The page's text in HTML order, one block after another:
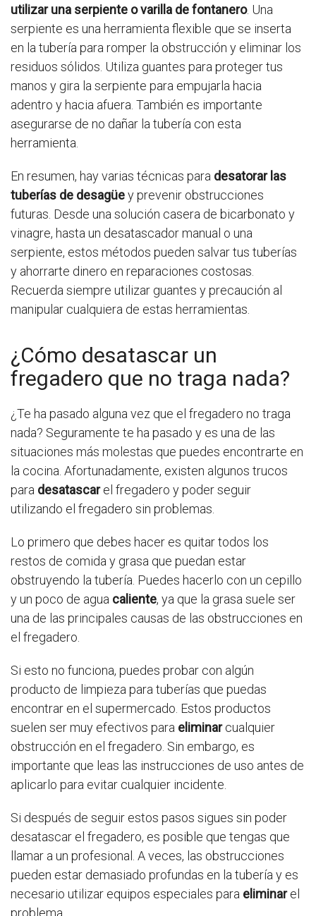
utilizar una serpiente o varilla de fontanero. Una
serpiente es una herramienta flexible que se inserta
en la tubería para romper la obstrucción y eliminar los
residuos sólidos. Utiliza guantes para proteger tus
manos y gira la serpiente para empujarla hacia
adentro y hacia afuera. También es importante
asegurarse de no dañar la tubería con esta
herramienta.
En resumen, hay varias técnicas para desatorar las
tuberías de desagüey prevenir obstrucciones
futuras. Desde una solución casera de bicarbonato y
vinagre, hasta un desatascador manual o una
serpiente, estos métodos pueden salvar tus tuberías
y ahorrarte dinero en reparaciones costosas.
Recuerda siempre utilizar guantes y precaución al
manipular cualquiera de estas herramientas.
¿Cómo desatascar un
fregadero que no traga nada?
¿Te ha pasado alguna vez que el fregadero no traga
nada? Seguramente te ha pasado y es una de las
situaciones más molestas que puedes encontrarte en
la cocina. Afortunadamente, existen algunos trucos
para desatascarel fregadero y poder seguir
utilizando el fregadero sin problemas.
Lo primero que debes hacer es quitar todos los
restos de comida y grasa que puedan estar
obstruyendo la tubería. Puedes hacerlo con un cepillo
y un poco de agua caliente, ya que la grasa suele ser
una de las principales causas de las obstrucciones en
el fregadero.
Si esto no funciona, puedes probar con algún
producto de limpieza para tuberías que puedas
encontrar en el supermercado. Estos productos
suelen ser muy efectivos para eliminarcualquier
obstrucción en el fregadero. Sin embargo, es
importante que leas las instrucciones de uso antes de
aplicarlo para evitar cualquier incidente.
Si después de seguir estos pasos sigues sin poder
desatascar el fregadero, es posible que tengas que
llamar a un profesional. A veces, las obstrucciones
pueden estar demasiado profundas en la tubería y es
necesario utilizar equipos especiales para eliminarel
problema.